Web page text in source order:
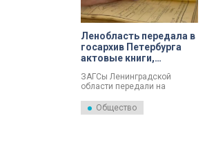
Парланда, построившего
храм Спас на Крови.
Ленобласть передала в
госархив Петербурга
актовые книги,
года
ЗАГСы Ленинградской
области передали на
Центральный госархив Санкт-
Петербурга 566 актовых книг.
Общество